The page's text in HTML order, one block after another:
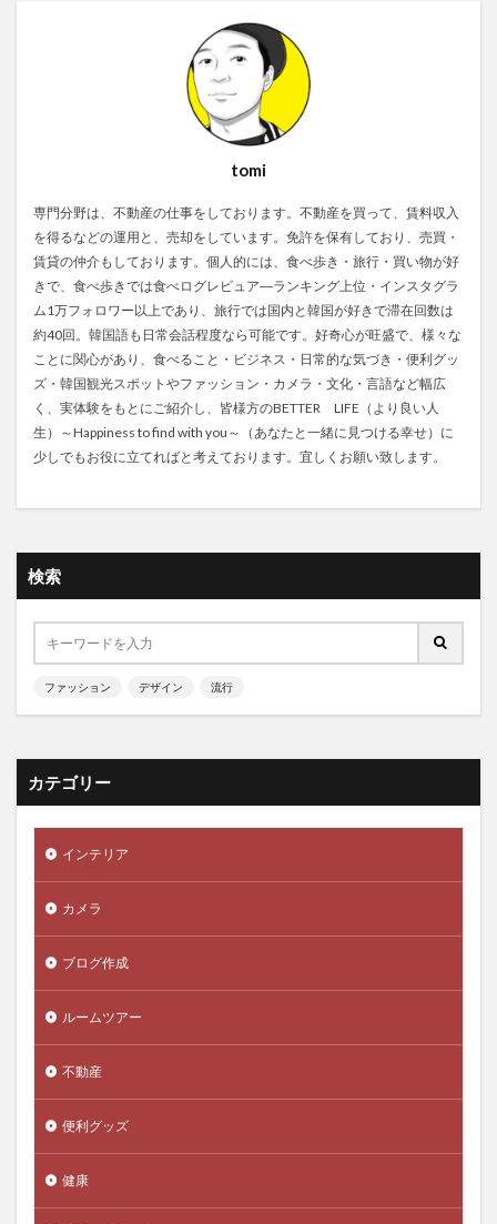
tomi
専門分野は、不動産の仕事をしております。不動産を買って、賃料収入
を得るなどの運用と、売却をしています。免許を保有しており、売買・
賃貸の仲介もしております。個人的には、食べ歩き・旅行・買い物が好
きで、食べ歩きでは食べログレビュア―ランキング上位・インスタグラ
ム1万フォロワー以上であり、旅行では国内と韓国が好きで滞在回数は
約40回。韓国語も日常会話程度なら可能です。好奇心が旺盛で、様々な
ことに関心があり、食べること・ビジネス・日常的な気づき・便利グッ
ズ・韓国観光スポットやファッション・カメラ・文化・言語など幅広
く、実体験をもとにご紹介し、皆様方のBETTER LIFE（より良い人
生）～Happiness to find with you～（あなたと一緒に見つける幸せ）に
少しでもお役に立てればと考えております。宜しくお願い致します。
検索
ファッション デザイン 流行
カテゴリー
インテリア
カメラ
ブログ作成
ルームツアー
不動産
便利グッズ
健康